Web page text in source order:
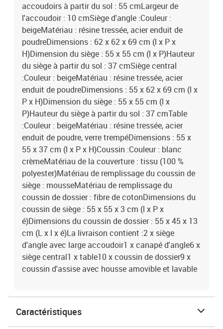
accoudoirs à partir du sol : 55 cmLargeur de
l'accoudoir : 10 cmSiège d'angle :Couleur :
beigeMatériau : résine tressée, acier enduit de
poudreDimensions : 62 x 62 x 69 cm (l x P x
H)Dimension du siège : 55 x 55 cm (l x P)Hauteur
du siège à partir du sol : 37 cmSiège central
:Couleur : beigeMatériau : résine tressée, acier
enduit de poudreDimensions : 55 x 62 x 69 cm (l x
P x H)Dimension du siège : 55 x 55 cm (l x
P)Hauteur du siège à partir du sol : 37 cmTable
:Couleur : beigeMatériau : résine tressée, acier
enduit de poudre, verre trempéDimensions : 55 x
55 x 37 cm (l x P x H)Coussin :Couleur : blanc
crèmeMatériau de la couverture : tissu (100 %
polyester)Matériau de remplissage du coussin de
siège : mousseMatériau de remplissage du
coussin de dossier : fibre de cotonDimensions du
coussin de siège : 55 x 55 x 3 cm (l x P x
é)Dimensions du coussin de dossier : 55 x 45 x 13
cm (L x l x é)La livraison contient :2 x siège
d'angle avec large accoudoir1 x canapé d'angle6 x
siège central1 x table10 x coussin de dossier9 x
coussin d'assise avec housse amovible et lavable
Caractéristiques